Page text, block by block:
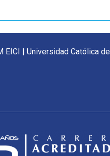
EICI | Universidad Católica del